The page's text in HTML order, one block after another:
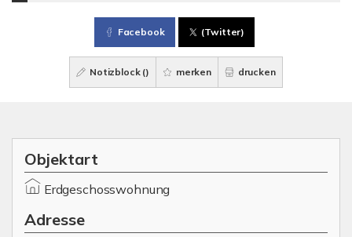
Facebook (Twitter)
Notizblock () merken drucken
Objektart
Erdgeschosswohnung
Adresse